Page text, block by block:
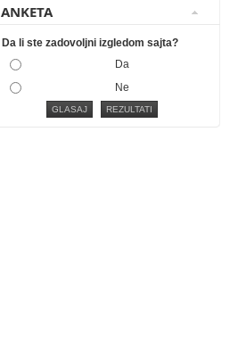
ANKETA
Da li ste zadovoljni izgledom sajta?
Da
Ne